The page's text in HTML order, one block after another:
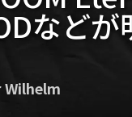
などが
Wilhelm